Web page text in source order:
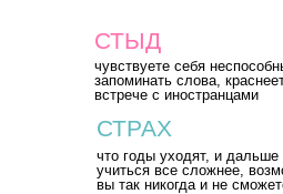
СТЫД
СТРАХ
чувствуете себя
запоминать слова,
встрече с иностранцами
что годы уходят, и дальше
учиться все сложнее,
вы так никогда и не